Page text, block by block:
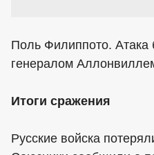
Поль Филиппото. Атака
генералом
Итоги сражения
Русские войска